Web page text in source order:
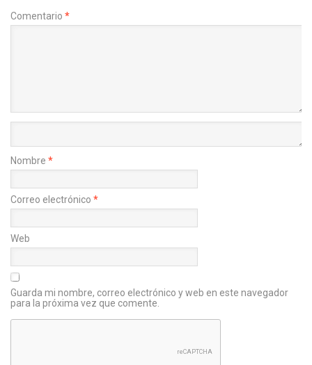
Comentario *
Nombre *
Correo electrónico *
Web
Guarda mi nombre, correo electrónico y web en este navegador
para la próxima vez que comente.